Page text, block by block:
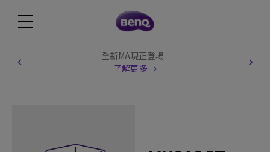
全新MA現正登場
了解更多